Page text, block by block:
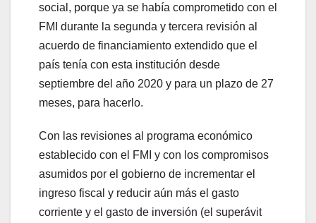
social, porque ya se había comprometido con el
FMI durante la segunda y tercera revisión al
acuerdo de financiamiento extendido que el
país tenía con esta institución desde
septiembre del año 2020 y para un plazo de 27
meses, para hacerlo.
Con las revisiones al programa económico
establecido con el FMI y con los compromisos
asumidos por el gobierno de incrementar el
ingreso fiscal y reducir aún más el gasto
corriente y el gasto de inversión (el superávit